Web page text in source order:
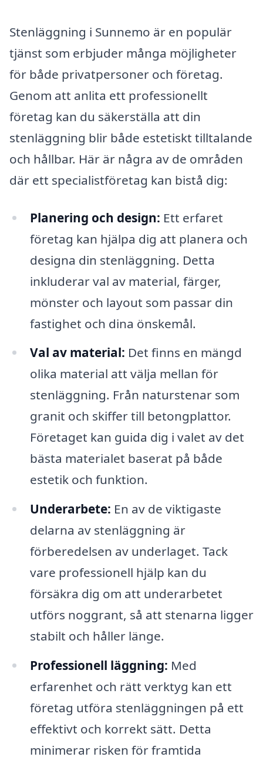
Stenläggning i Sunnemo är en populär
tjänst som erbjuder många möjligheter
för både privatpersoner och företag.
Genom att anlita ett professionellt
företag kan du säkerställa att din
stenläggning blir både estetiskt tilltalande
och hållbar. Här är några av de områden
där ett specialistföretag kan bistå dig:
Planering och design: Ett erfaret
företag kan hjälpa dig att planera och
designa din stenläggning. Detta
inkluderar val av material, färger,
mönster och layout som passar din
fastighet och dina önskemål.
Val av material: Det finns en mängd
olika material att välja mellan för
stenläggning. Från naturstenar som
granit och skiffer till betongplattor.
Företaget kan guida dig i valet av det
bästa materialet baserat på både
estetik och funktion.
Underarbete: En av de viktigaste
delarna av stenläggning är
förberedelsen av underlaget. Tack
vare professionell hjälp kan du
försäkra dig om att underarbetet
utförs noggrant, så att stenarna ligger
stabilt och håller länge.
Professionell läggning: Med
erfarenhet och rätt verktyg kan ett
företag utföra stenläggningen på ett
effektivt och korrekt sätt. Detta
minimerar risken för framtida